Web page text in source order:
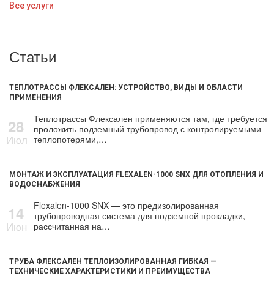
Все услуги
Статьи
ТЕПЛОТРАССЫ ФЛЕКСАЛЕН: УСТРОЙСТВО, ВИДЫ И ОБЛАСТИ
ПРИМЕНЕНИЯ
28
Июл
Теплотрассы Флексален применяются там, где требуется
проложить подземный трубопровод с контролируемыми
теплопотерями,…
МОНТАЖ И ЭКСПЛУАТАЦИЯ FLEXALEN-1000 SNX ДЛЯ ОТОПЛЕНИЯ И
ВОДОСНАБЖЕНИЯ
14
Июн
Flexalen-1000 SNX — это предизолированная
трубопроводная система для подземной прокладки,
рассчитанная на…
ТРУБА ФЛЕКСАЛЕН ТЕПЛОИЗОЛИРОВАННАЯ ГИБКАЯ —
ТЕХНИЧЕСКИЕ ХАРАКТЕРИСТИКИ И ПРЕИМУЩЕСТВА